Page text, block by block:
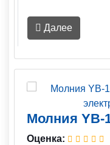
Далее
Оценка: